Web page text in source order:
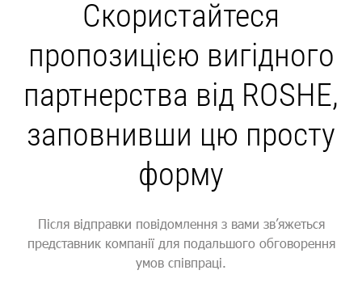
Скористайтеся
пропозицією вигідного
партнерства від ROSHE,
заповнивши цю просту
форму
Після відправки повідомлення з вами зв’яжеться
представник компанії для подальшого обговорення
умов співпраці.